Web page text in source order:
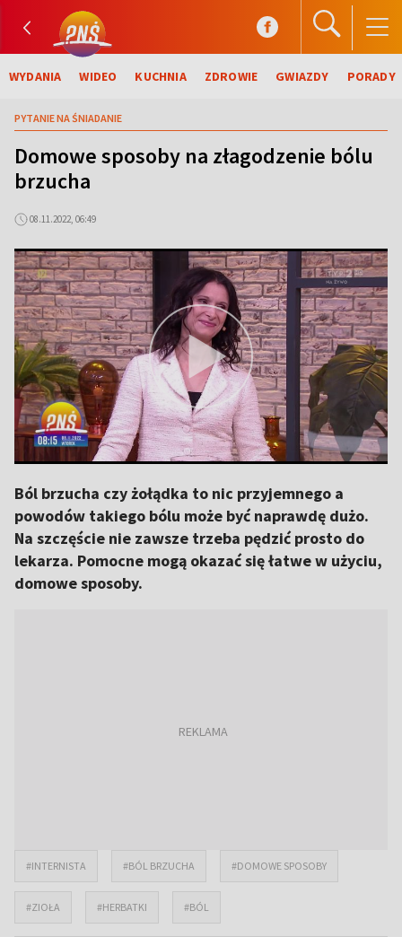
WYDANIA WIDEO KUCHNIA ZDROWIE GWIAZDY PORADY
PYTANIE NA ŚNIADANIE
Domowe sposoby na złagodzenie bólu
brzucha
08.11.2022, 06:49
Ból brzucha czy żołądka to nic przyjemnego a
powodów takiego bólu może być naprawdę dużo.
Na szczęście nie zawsze trzeba pędzić prosto do
lekarza. Pomocne mogą okazać się łatwe w użyciu,
domowe sposoby.
#INTERNISTA #BÓL BRZUCHA #DOMOWE SPOSOBY
#ZIOŁA #HERBATKI #BÓL